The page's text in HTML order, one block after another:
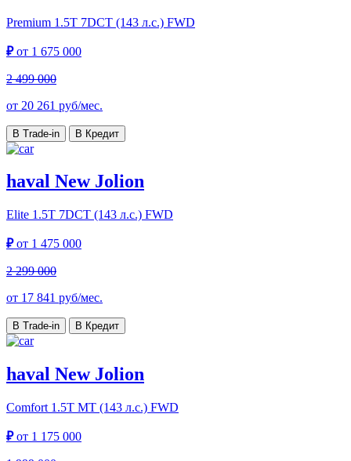
Premium 1.5T 7DCT (143 л.с.) FWD
₽от 1 675 000
2 499 000
от 20 261 руб/мес.
В Trade-in В Кредит
haval New Jolion
Elite 1.5T 7DCT (143 л.с.) FWD
₽от 1 475 000
2 299 000
от 17 841 руб/мес.
В Trade-in В Кредит
haval New Jolion
Comfort 1.5T MT (143 л.с.) FWD
₽от 1 175 000